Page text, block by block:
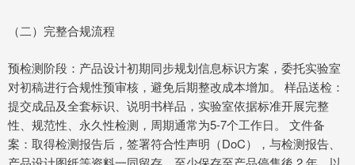
（二）完整合规流程
预检测阶段：产品设计初期同步规划信息标识方案，委托实验室
对初稿进行合规性预审核，避免后期整改成本增加。 样品送检：
提交成品及全套标识、说明书样品，实验室依据标准开展完整
性、规范性、永久性检测，周期通常为5-7个工作日。 文件备
案：取得检测报告后，签署符合性声明（DoC），与检测报告、